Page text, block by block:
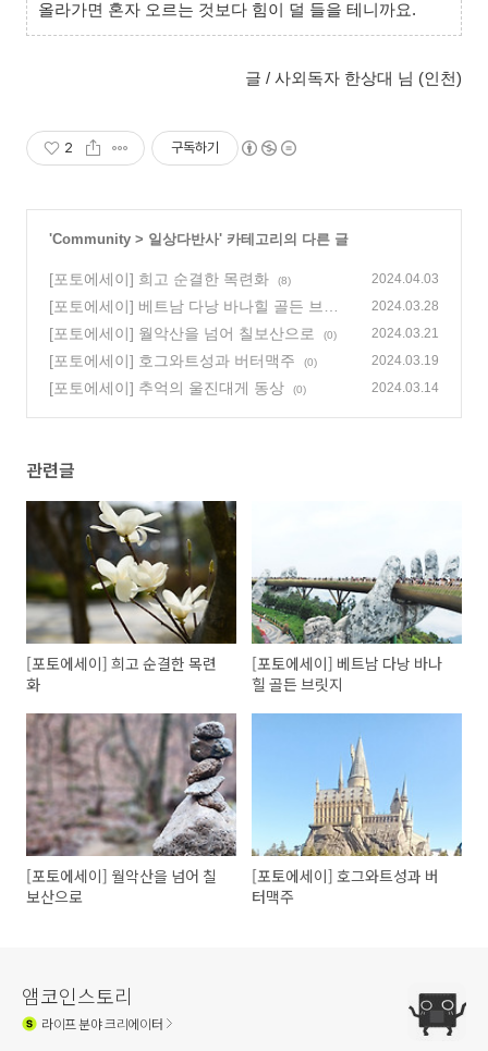
올라가면 혼자 오르는 것보다 힘이 덜 들을 테니까요.
글 / 사외독자 한상대 님 (인천)
2 구독하기
'Community > 일상다반사' 카테고리의 다른 글
[포토에세이] 희고 순결한 목련화 (8) 2024.04.03
[포토에세이] 베트남 다낭 바나힐 골든 브릿
지
(0)
2024.03.28
[포토에세이] 월악산을 넘어 칠보산으로 (0) 2024.03.21
[포토에세이] 호그와트성과 버터맥주 (0) 2024.03.19
[포토에세이] 추억의 울진대게 동상 (0) 2024.03.14
관련글
[포토에세이] 희고 순결한 목련
화
[포토에세이] 베트남 다낭 바나
힐 골든 브릿지
[포토에세이] 월악산을 넘어 칠
보산으로
[포토에세이] 호그와트성과 버
터맥주
앰코인스토리
라이프분야 크리에이터